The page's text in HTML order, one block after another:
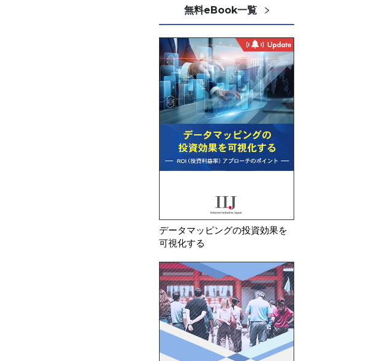
無料eBook一覧
データマッピングの投資効果を
可視化する